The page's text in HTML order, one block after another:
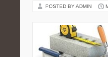
POSTED BY ADMIN